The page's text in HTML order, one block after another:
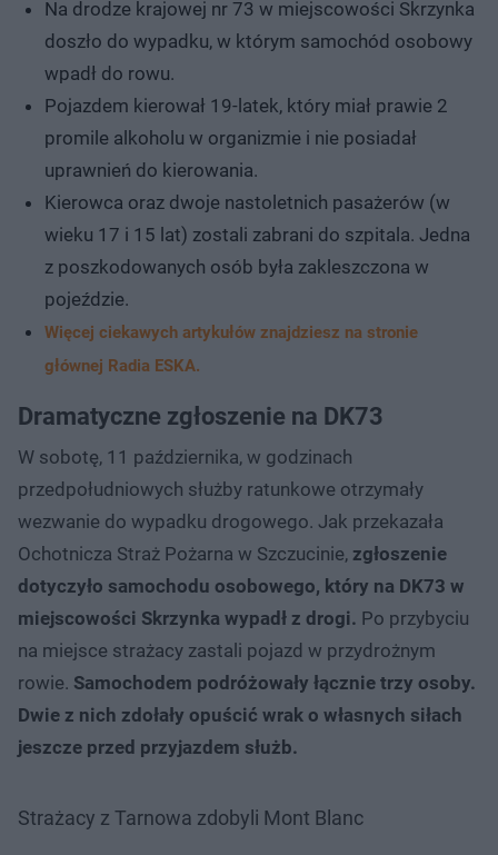
Na drodze krajowej nr 73 w miejscowości Skrzynka
doszło do wypadku, w którym samochód osobowy
wpadł do rowu.
Pojazdem kierował 19-latek, który miał prawie 2
promile alkoholu w organizmie i nie posiadał
uprawnień do kierowania.
Kierowca oraz dwoje nastoletnich pasażerów (w
wieku 17 i 15 lat) zostali zabrani do szpitala. Jedna
z poszkodowanych osób była zakleszczona w
pojeździe.
Więcej ciekawych artykułów znajdziesz na stronie
głównej Radia ESKA.
Dramatyczne zgłoszenie na DK73
W sobotę, 11 października, w godzinach
przedpołudniowych służby ratunkowe otrzymały
wezwanie do wypadku drogowego. Jak przekazała
Ochotnicza Straż Pożarna w Szczucinie, zgłoszenie
dotyczyło samochodu osobowego, który na DK73 w
miejscowości Skrzynka wypadł z drogi. Po przybyciu
na miejsce strażacy zastali pojazd w przydrożnym
rowie. Samochodem podróżowały łącznie trzy osoby.
Dwie z nich zdołały opuścić wrak o własnych siłach
jeszcze przed przyjazdem służb.
Strażacy z Tarnowa zdobyli Mont Blanc